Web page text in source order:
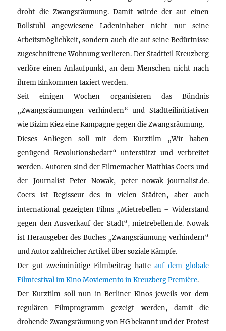
droht die Zwangsräumung. Damit würde der auf einen
Rollstuhl angewiesene Ladeninhaber nicht nur seine
Arbeitsmöglichkeit, sondern auch die auf seine Bedürfnisse
zugeschnittene Wohnung verlieren. Der Stadtteil Kreuzberg
verlöre einen Anlaufpunkt, an dem Menschen nicht nach
ihrem Einkommen taxiert werden.
Seit einigen Wochen organisieren das Bündnis
„Zwangsräumungen verhindern“ und Stadtteilinitiativen
wie Bizim Kiez eine Kampagne gegen die Zwangsräumung.
Dieses Anliegen soll mit dem Kurzfilm „Wir haben
genügend Revolutionsbedarf“ unterstützt und verbreitet
werden. Autoren sind der Filmemacher Matthias Coers und
der Journalist Peter Nowak, peter-nowak-journalist.de.
Coers ist Regisseur des in vielen Städten, aber auch
international gezeigten Films „Mietrebellen – Widerstand
gegen den Ausverkauf der Stadt“, mietrebellen.de. Nowak
ist Herausgeber des Buches „Zwangsräumung verhindern“
und Autor zahlreicher Artikel über soziale Kämpfe.
Der gut zweiminütige Filmbeitrag hatte auf dem globale
Filmfestival im Kino Moviemento in Kreuzberg Première.
Der Kurzfilm soll nun in Berliner Kinos jeweils vor dem
regulären Filmprogramm gezeigt werden, damit die
drohende Zwangsräumung von HG bekannt und der Protest